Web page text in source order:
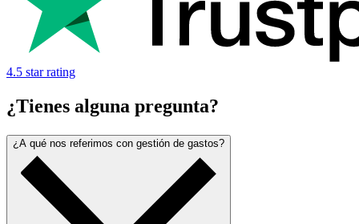
4.5 star rating
¿Tienes alguna pregunta?
¿A qué nos referimos con gestión de gastos?